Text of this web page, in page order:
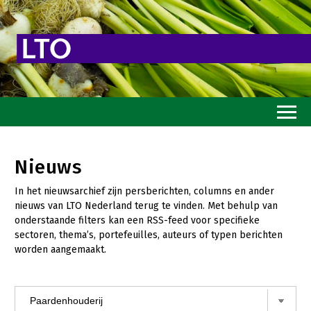
Toekomstvisie
Goed eten
Mooi groen
Sterk ondernemerschap
Nieuws
In het nieuwsarchief zijn persberichten, columns en ander
nieuws van LTO Nederland terug te vinden. Met behulp van
onderstaande filters kan een RSS-feed voor specifieke
sectoren, thema’s, portefeuilles, auteurs of typen berichten
worden aangemaakt.